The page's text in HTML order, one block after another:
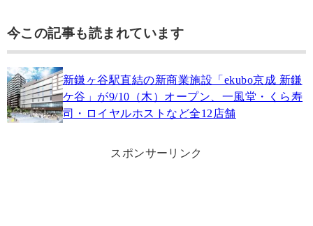
今この記事も読まれています
新鎌ヶ谷駅直結の新商業施設「ekubo京成 新鎌
ケ谷」が9/10（木）オープン、一風堂・くら寿
司・ロイヤルホストなど全12店舗
スポンサーリンク